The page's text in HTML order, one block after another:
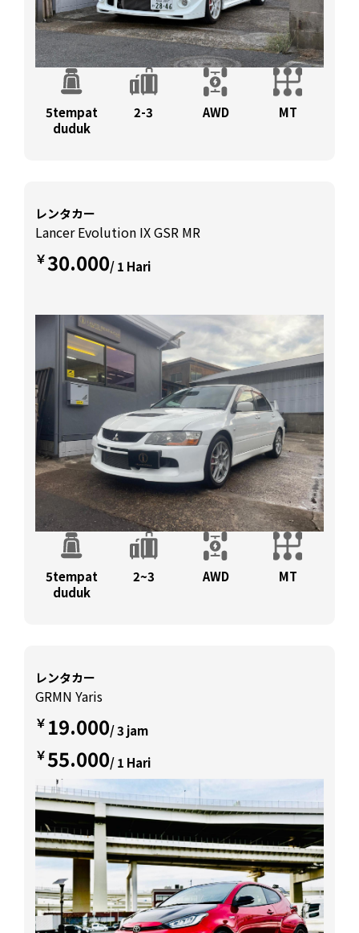
5tempat
duduk
2-3 AWD MT
レンタカー
Lancer Evolution IX GSR MR
￥30.000/ 1 Hari
5tempat
duduk
2~3 AWD MT
レンタカー
GRMN Yaris
￥ 19.000/ 3 jam
￥55.000/ 1 Hari